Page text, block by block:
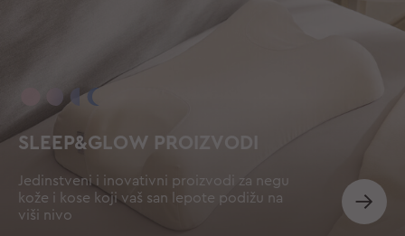
SLEEP&GLOW PROIZVODI
Jedinstveni i inovativni proizvodi za negu
kože i kose koji vaš san lepote podižu na
viši nivo